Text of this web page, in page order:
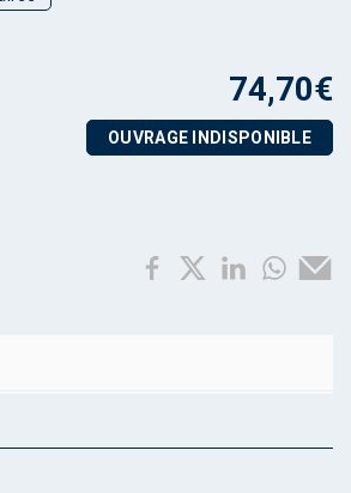
74,70€
OUVRAGE INDISPONIBLE